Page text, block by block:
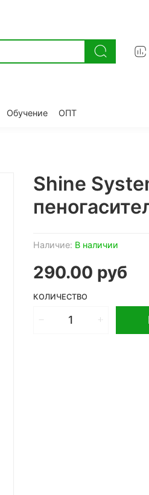
Обучение ОПТ
Наличие: В наличии
Shine
290.00 руб
КОЛИЧЕСТВО